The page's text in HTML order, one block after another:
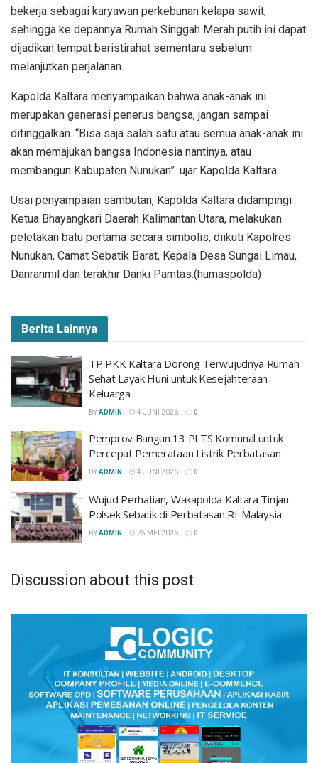
bekerja sebagai karyawan perkebunan kelapa sawit,
sehingga ke depannya Rumah Singgah Merah putih ini dapat
dijadikan tempat beristirahat sementara sebelum
melanjutkan perjalanan.
Kapolda Kaltara menyampaikan bahwa anak-anak ini
merupakan generasi penerus bangsa, jangan sampai
ditinggalkan. “Bisa saja salah satu atau semua anak-anak ini
akan memajukan bangsa Indonesia nantinya, atau
membangun Kabupaten Nunukan”. ujar Kapolda Kaltara.
Usai penyampaian sambutan, Kapolda Kaltara didampingi
Ketua Bhayangkari Daerah Kalimantan Utara, melakukan
peletakan batu pertama secara simbolis, diikuti Kapolres
Nunukan, Camat Sebatik Barat, Kepala Desa Sungai Limau,
Danranmil dan terakhir Danki Pamtas.(humaspolda)
Berita Lainnya
TP PKK Kaltara Dorong Terwujudnya Rumah
Sehat Layak Huni untuk Kesejahteraan
Keluarga
BYADMIN 4 JUNI 2026 0
Pemprov Bangun 13 PLTS Komunal untuk
Percepat Pemerataan Listrik Perbatasan
BYADMIN 4 JUNI 2026 0
Wujud Perhatian, Wakapolda Kaltara Tinjau
Polsek Sebatik di Perbatasan RI-Malaysia
BYADMIN 25 MEI 2026 0
Discussion about this post